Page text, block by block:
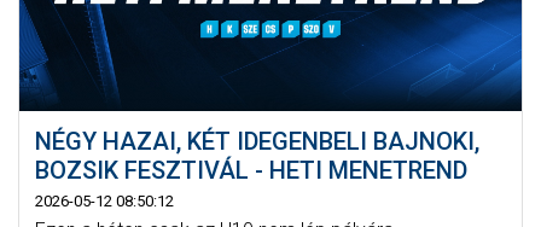
NÉGY HAZAI, KÉT IDEGENBELI BAJNOKI,
BOZSIK FESZTIVÁL - HETI MENETREND
2026-05-12 08:50:12